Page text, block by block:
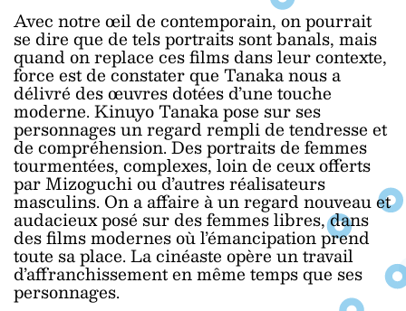
Avec notre œil de contemporain, on pourrait
se dire que de tels portraits sont banals, mais
quand on replace ces films dans leur contexte,
force est de constater que Tanaka nous a
délivré des œuvres dotées d’une touche
moderne. Kinuyo Tanaka pose sur ses
personnages un regard rempli de tendresse et
de compréhension. Des portraits de femmes
tourmentées, complexes, loin de ceux offerts
par Mizoguchi ou d’autres réalisateurs
masculins. On a affaire à un regard nouveau et
audacieux posé sur des femmes libres, dans
des films modernes où l’émancipation prend
toute sa place. La cinéaste opère un travail
d’affranchissement en même temps que ses
personnages.